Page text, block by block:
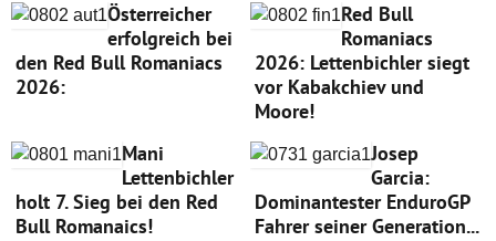
Österreicher
erfolgreich bei
den Red Bull Romaniacs
2026:
Red Bull
Romaniacs
2026: Lettenbichler siegt
vor Kabakchiev und
Moore!
Mani
Lettenbichler
holt 7. Sieg bei den Red
Bull Romanaics!
Josep
Garcia:
Dominantester EnduroGP
Fahrer seiner Generation...